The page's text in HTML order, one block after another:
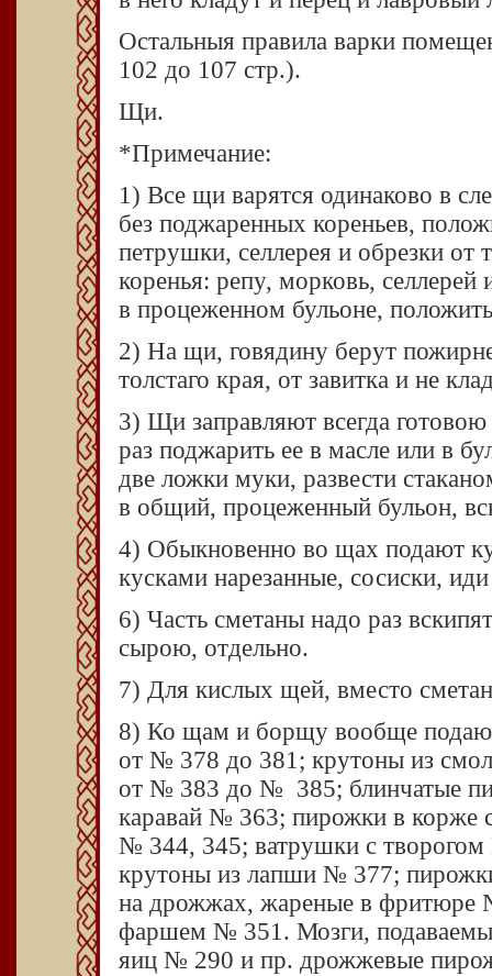
Остальныя правила варки
102 до 107 стр.).
Щи.
*Примечание:
1) Bсе щи варятся одинаково в
без поджаренных кореньев,
петрушки, селлерея и обрезки от
коренья: pепy, морковь, селлерей
в процеженном бульоне,
2) На щи, говядину берут
толстаго края, от завитка и не
3) Щи заправляют всегда
раз поджарить ее в масле или в
две ложки муки, развести
в общий, процеженный бульон,
4) Обыкновенно во щах подают
кусками нарезанные, сосиски,
6) Часть сметаны надо раз
сырою, отдельно.
7) Для кислых щей, вместо
8) Ко щам и борщу вообще
от № 378 до 381; крутоны из
от № 383 до № 385; блинчатые
каравай № 363; пирожки в
№ 344, 345; ватрушки с
крутоны из лапши № 377;
на дрожжах, жареные в
фаршем № 351. Мозги,
яиц № 290 и пр. дрожжевые